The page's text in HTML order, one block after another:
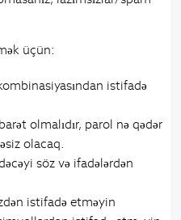
üçün:
istifadə
olmalıdır, parol nə qədər
olacaq.
söz və ifadələrdən
istifadə etməyin